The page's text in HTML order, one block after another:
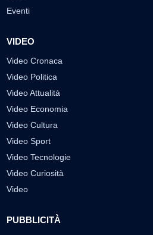
Eventi
VIDEO
Video Cronaca
Video Politica
Video Attualità
Video Economia
Video Cultura
Video Sport
Video Tecnologie
Video Curiosità
Video
PUBBLICITÀ